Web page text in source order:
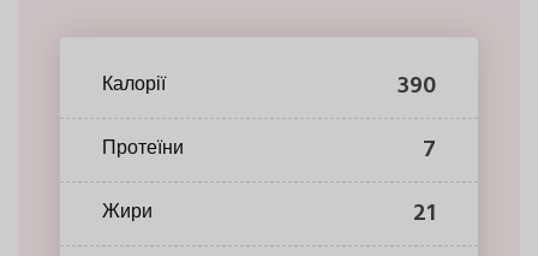
Калорії 390
Протеїни 7
Жири 21